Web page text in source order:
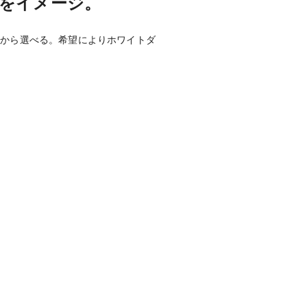
ら選べる。希望によりホワイトダ